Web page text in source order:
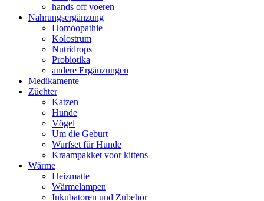
hands off voeren
Nahrungsergänzung
Homöopathie
Kolostrum
Nutridrops
Probiotika
andere Ergänzungen
Medikamente
Züchter
Katzen
Hunde
Vögel
Um die Geburt
Wurfset für Hunde
Kraampakket voor kittens
Wärme
Heizmatte
Wärmelampen
Inkubatoren und Zubehör